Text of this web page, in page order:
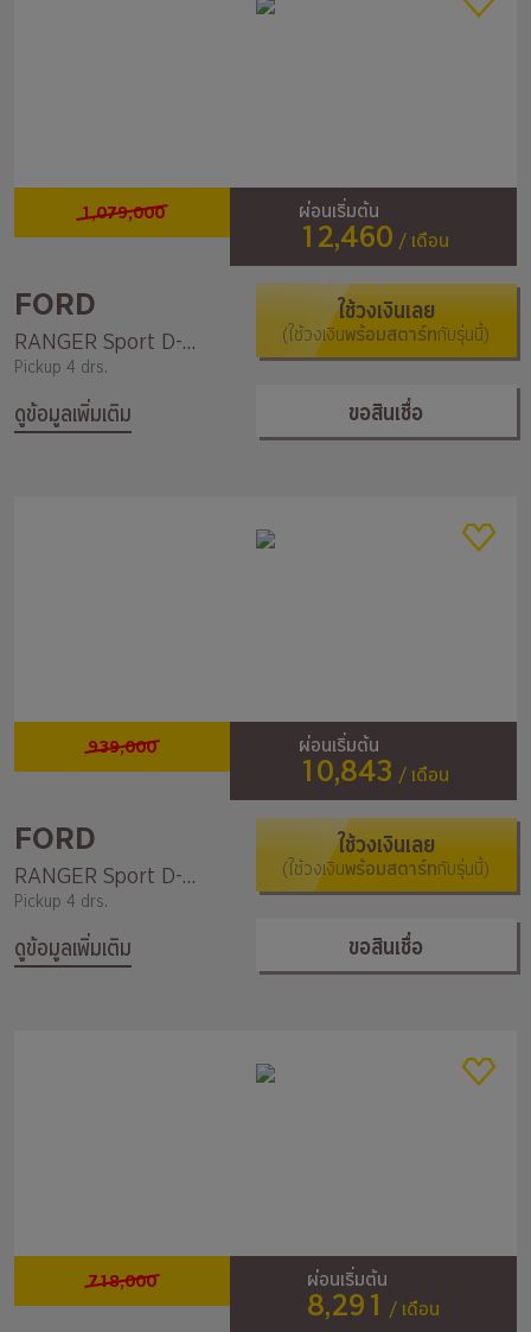
1,079,000 ผ่อนเริ่มต้น
12,460 / เดือน
FORD
RANGER Sport D-Cab 2.0L Turbo HR 4x4 6AT
Pickup 4 drs.
ดูข้อมูลเพิ่มเติม
ใช้วงเงินเลย
(ใช้วงเงินพร้อมสตาร์ทกับรุ่นนี้)
ขอสินเชื่อ
939,000 ผ่อนเริ่มต้น
10,843 / เดือน
FORD
RANGER Sport D-Cab 2.0L Turbo HR 6MT
Pickup 4 drs.
ดูข้อมูลเพิ่มเติม
ใช้วงเงินเลย
(ใช้วงเงินพร้อมสตาร์ทกับรุ่นนี้)
ขอสินเชื่อ
718,000 ผ่อนเริ่มต้น
8,291 / เดือน